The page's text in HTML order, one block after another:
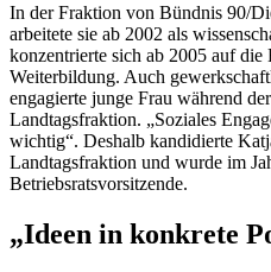
In der Fraktion von Bündnis 90/
arbeitete sie ab 2002 als
konzentrierte sich ab 2005 auf die
Weiterbildung. Auch
engagierte junge Frau während
Landtagsfraktion. „Soziales
wichtig“. Deshalb kandidierte
Landtagsfraktion und wurde im
Betriebsratsvorsitzende.
„Ideen in konkrete